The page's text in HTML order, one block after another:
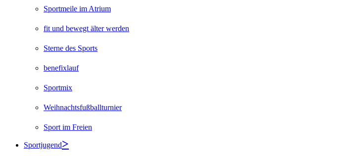
Sportmeile im Atrium
fit und bewegt älter werden
Sterne des Sports
benefixlauf
Sportmix
Weihnachtsfußballturnier
Sport im Freien
Sportjugend